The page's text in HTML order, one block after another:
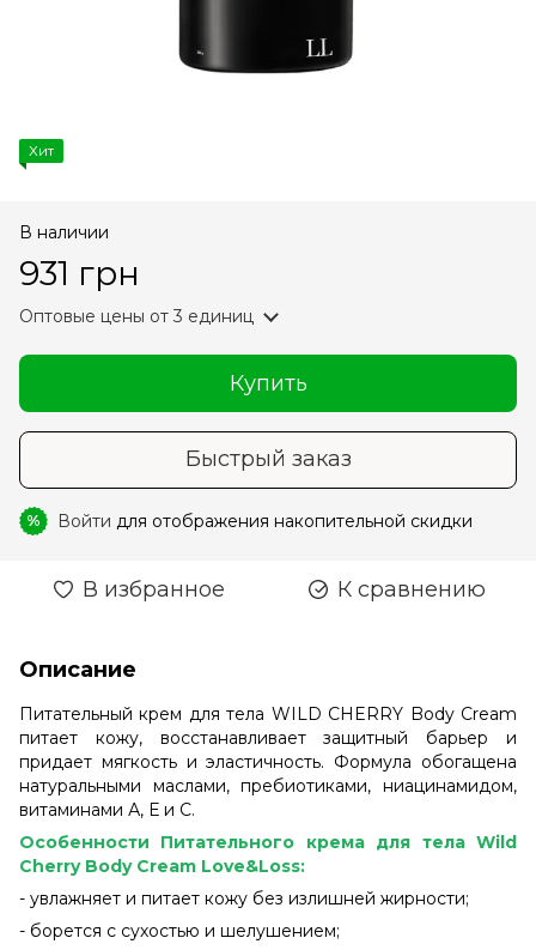
Хит
В наличии
931 грн
Оптовые цены от 3 единиц
Купить
Быстрый заказ
% Войти для отображения накопительной скидки
В избранное К сравнению
Описание
Питательный крем для тела WILD CHERRY Body Cream
питает кожу, восстанавливает защитный барьер и
придает мягкость и эластичность. Формула обогащена
натуральными маслами, пребиотиками, ниацинамидом,
витаминами А, Е и С.
Особенности Питательного крема для тела Wild
Cherry Body Cream Love&Loss:
- увлажняет и питает кожу без излишней жирности;
- борется с сухостью и шелушением;